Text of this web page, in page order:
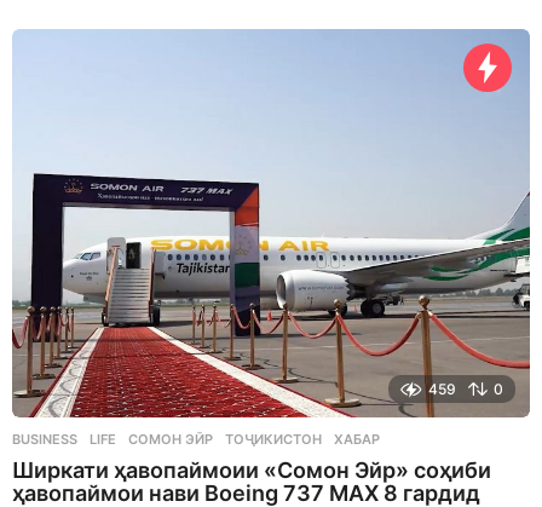
a
459 0
BUSINESS ,LIFE СОМОН ЭЙР ,ТОҶИКИСТОН ,ХАБАР
Ширкати ҳавопаймоии «Сомон Эйр» соҳиби
ҳавопаймои нави Boeing 737 MAX 8 гардид